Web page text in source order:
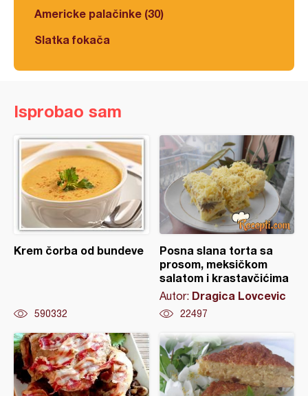
Americke palačinke (30)
Slatka fokača
Isprobao sam
Krem čorba od bundeve
590332
Posna slana torta sa
prosom, meksičkom
salatom i krastavčićima
Autor: Dragica Lovcevic
22497